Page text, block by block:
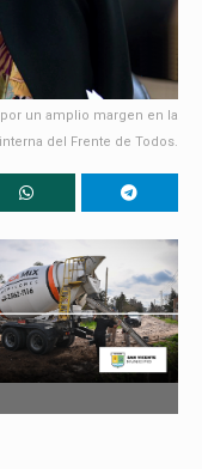
un amplio margen en la
interna del Frente de Todos.